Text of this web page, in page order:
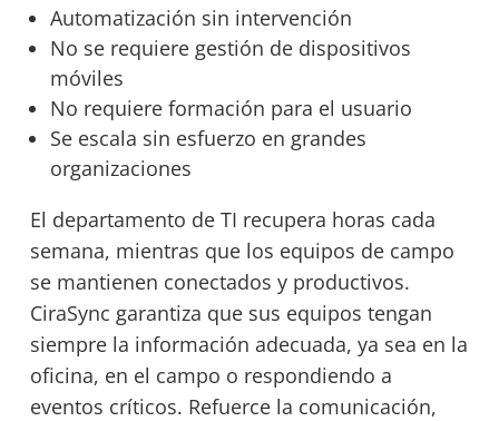
Automatización sin intervención
No se requiere gestión de dispositivos
móviles
No requiere formación para el usuario
Se escala sin esfuerzo en grandes
organizaciones
El departamento de TI recupera horas cada
semana, mientras que los equipos de campo
se mantienen conectados y productivos.
CiraSync garantiza que sus equipos tengan
siempre la información adecuada, ya sea en la
oficina, en el campo o respondiendo a
eventos críticos. Refuerce la comunicación,